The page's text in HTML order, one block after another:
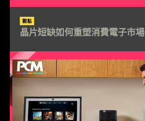
觀點
晶片短缺如何重塑消費電子市場